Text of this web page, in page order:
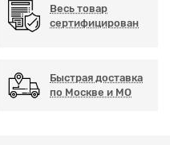
Весь товар
сертифицирован
Быстрая доставка
по Москве и МО